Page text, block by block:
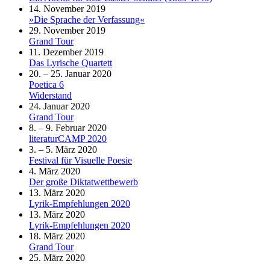
14. November 2019
»Die Sprache der Verfassung«
29. November 2019
Grand Tour
11. Dezember 2019
Das Lyrische Quartett
20. – 25. Januar 2020
Poetica 6
Widerstand
24. Januar 2020
Grand Tour
8. – 9. Februar 2020
literaturCAMP 2020
3. – 5. März 2020
Festival für Visuelle Poesie
4. März 2020
Der große Diktatwettbewerb
13. März 2020
Lyrik-Empfehlungen 2020
13. März 2020
Lyrik-Empfehlungen 2020
18. März 2020
Grand Tour
25. März 2020